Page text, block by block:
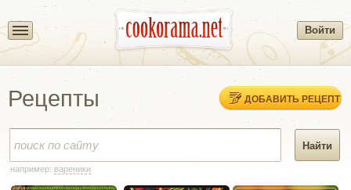
Войти
Рецепты ДОБАВИТЬ РЕЦЕПТ
например: вареники